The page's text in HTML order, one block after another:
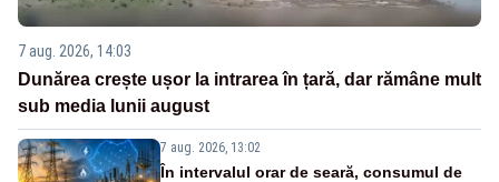
7 aug. 2026, 14:03
Dunărea crește ușor la intrarea în țară, dar rămâne mult
sub media lunii august
7 aug. 2026, 13:02
În intervalul orar de seară, consumul de